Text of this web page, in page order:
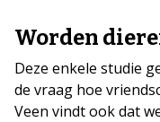
Worden
Deze enkele studie
de vraag hoe
Veen vindt ook dat